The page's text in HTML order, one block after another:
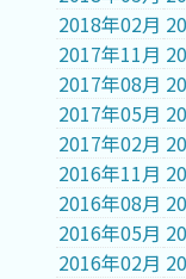
2018年02月
2017年11月
2017年08月
2017年05月
2017年02月
2016年11月
2016年08月
2016年05月
2016年02月